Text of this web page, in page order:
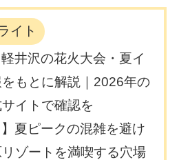
イト
井沢の花火大会・夏イ
もとに解説｜2026年の
イトで確認を
夏ピークの混雑を避け
ゾートを満喫する穴場